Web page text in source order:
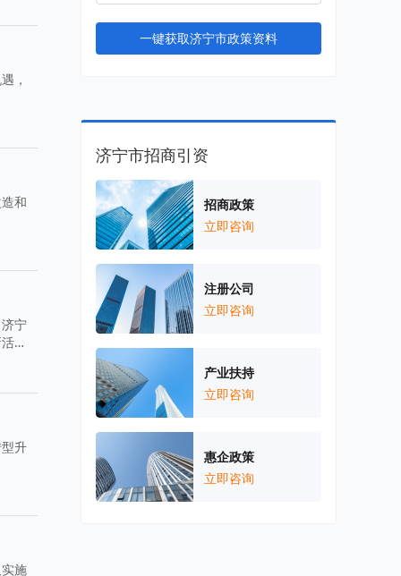
，
和
宁
升
施
一键获取济宁市政策资料
济宁市招商引资
招商政策
立即咨询
注册公司
立即咨询
产业扶持
立即咨询
惠企政策
立即咨询